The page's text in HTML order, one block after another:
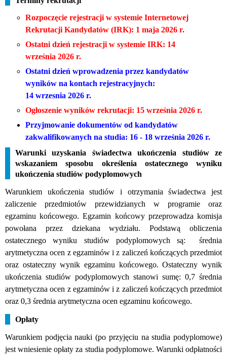
Rozpoczęcie rejestracji w systemie Internetowej
Rekrutacji Kandydatów (IRK): 1 maja 2026 r.
Ostatni dzień rejestracji w systemie IRK: 14
września 2026 r.
Ostatni dzień wprowadzenia przez kandydatów
wyników na kontach rejestracyjnych:
14 wrzesnia 2026 r.
Ogłoszenie wyników rekrutacji: 15 września 2026 r.
Przyjmowanie dokumentów od kandydatów
zakwalifikowanych na studia: 16 - 18 września 2026 r.
Warunki uzyskania świadectwa ukończenia studiów ze
wskazaniem sposobu określenia ostatecznego wyniku
ukończenia studiów podyplomowych
Warunkiem ukończenia studiów i otrzymania świadectwa jest
zaliczenie przedmiotów przewidzianych w programie oraz
egzaminu końcowego. Egzamin końcowy przeprowadza komisja
powołana przez dziekana wydziału. Podstawą obliczenia
ostatecznego wyniku studiów podyplomowych są: średnia
arytmetyczna ocen z egzaminów i z zaliczeń kończących przedmiot
oraz ostateczny wynik egzaminu końcowego. Ostateczny wynik
ukończenia studiów podyplomowych stanowi sumę: 0,7 średnia
arytmetyczna ocen z egzaminów i z zaliczeń kończących przedmiot
oraz 0,3 średnia arytmetyczna ocen egzaminu końcowego.
Opłaty
Warunkiem podjęcia nauki (po przyjęciu na studia podyplomowe)
jest wniesienie opłaty za studia podyplomowe. Warunki odpłatności